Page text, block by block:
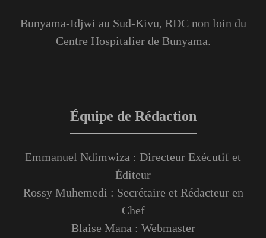
Bunyama-Idjwi au Sud-Kivu, RDC non loin du
Centre Hospitalier de Bunyama.
Équipe de Rédaction
Emmanuel Ndimwiza : Directeur Exécutif et
Éditeur
Rossy Muhemedi : Secrétaire et Rédacteur en
Chef
Blaise Mana : Webmaster